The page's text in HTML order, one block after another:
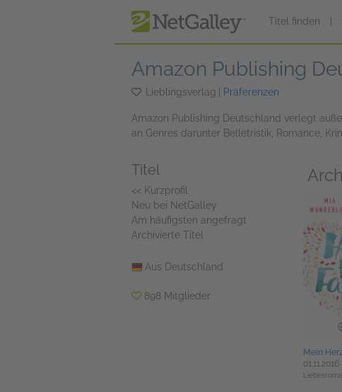
Titel finden
Amazon Publishing
Lieblingsverlag Präferenzen
Amazon Publishing Deutschland verlegt
an Genres darunter Belletristik, Romance,
Titel
<< Kurzprofil
Neu bei NetGalley
Am häufigsten angefragt
Archivierte Titel
Aus Deutschland
898 Mitglieder
Mein
01.11.2016